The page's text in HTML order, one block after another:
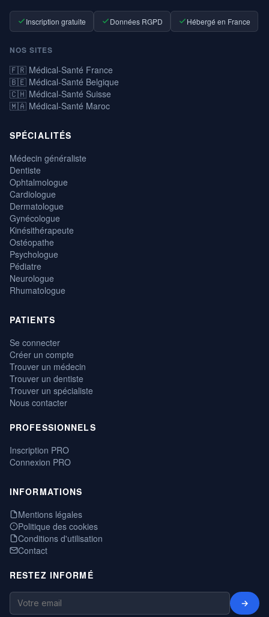
Inscription gratuite Données RGPD Hébergé en France
NOS SITES
🇫🇷 Médical-Santé France
🇧🇪 Médical-Santé Belgique
🇨🇭 Médical-Santé Suisse
🇲🇦 Médical-Santé Maroc
SPÉCIALITÉS
Médecin généraliste
Dentiste
Ophtalmologue
Cardiologue
Dermatologue
Gynécologue
Kinésithérapeute
Ostéopathe
Psychologue
Pédiatre
Neurologue
Rhumatologue
PATIENTS
Se connecter
Créer un compte
Trouver un médecin
Trouver un dentiste
Trouver un spécialiste
Nous contacter
PROFESSIONNELS
Inscription PRO
Connexion PRO
INFORMATIONS
Mentions légales
Politique des cookies
Conditions d'utilisation
Contact
RESTEZ INFORMÉ
→